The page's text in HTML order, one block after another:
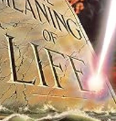
ザ・ヴァイキング』（
本を担当し、1989年に
ザ・バイキング
ジョーンズ,マイケルフォア
カー:日本放送出版協会